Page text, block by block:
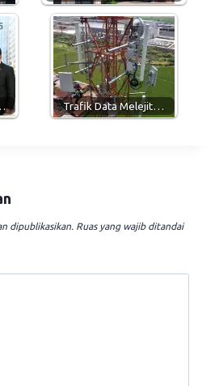
Trafik Data Melejit…
dipublikasikan. Ruas yang wajib ditandai